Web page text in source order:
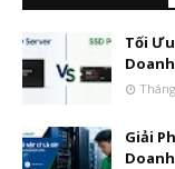
Tối
Giải